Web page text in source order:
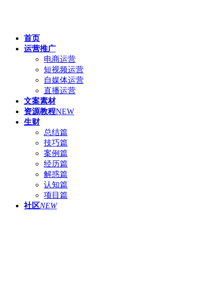
首页
运营推广
电商运营
短视频运营
自媒体运营
直播运营
文案素材
资源教程NEW
生财
总结篇
技巧篇
案例篇
经历篇
解惑篇
认知篇
项目篇
社区NEW